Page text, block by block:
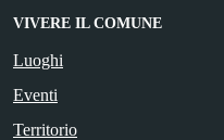
VIVERE IL COMUNE
Luoghi
Eventi
Territorio